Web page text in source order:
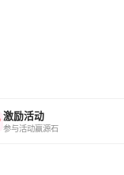
激励活动
参与活动赢源石